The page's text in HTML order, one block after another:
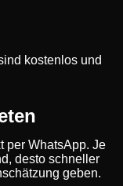
kostenlos und
per WhatsApp. Je
desto schneller
geben.